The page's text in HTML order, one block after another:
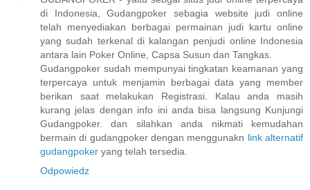
di Indonesia, Gudangpoker sebagia website judi online
telah menyediakan berbagai permainan judi kartu online
yang sudah terkenal di kalangan penjudi online Indonesia
antara lain Poker Online, Capsa Susun dan Tangkas.
Gudangpoker sudah mempunyai tingkatan keamanan yang
terpercaya untuk menjamin berbagai data yang member
berikan saat melakukan Registrasi. Kalau anda masih
kurang jelas dengan info ini anda bisa langsung Kunjungi
Gudangpoker. dan silahkan anda nikmati kemudahan
bermain di gudangpoker dengan menggunakn link alternatif
gudangpoker yang telah tersedia.
Odpowiedz